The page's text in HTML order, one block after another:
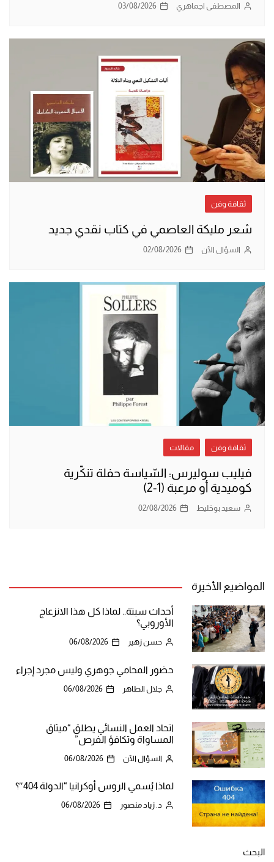
المصطفى اجماهري 03/08/2026
ثقافة وفن
شعر مليكة العاصمي في كتاب نقدي جديد
السؤال الآن 02/08/2026
ثقافة وفن مقالات
فيليب سوليرس: السّياسة حفلة تنكّرية
كوميدية أو مرعبة (1-2)
سعيد بوخليط 02/08/2026
المواضيع الأخيرة
أحداث سبتة.. لماذا كل هذا الانزعاج
الأوروبي؟
حسن زهير 06/08/2026
حضور المحامي جوهري وليس مجرد إجراء
جلال الطاهر 06/08/2026
اتحاد العمل النسائي يطلق “ميثاق
المساواة وتكافؤ الفرص”
السؤال الآن 06/08/2026
لماذا يُسمي الروس أوكرانيا “الدولة 404″؟
د. زياد منصور 06/08/2026
البحث